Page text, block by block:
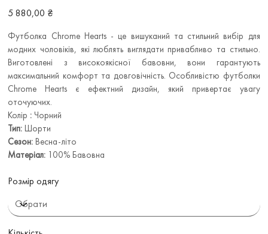
Ціна
5 880,00 ₴
Футболка Chrome Hearts - це вишуканий та стильний вибір для
модних чоловіків, які люблять виглядати привабливо та стильно.
Виготовлені з високоякісної бавовни, вони гарантують
максимальний комфорт та довговічність. Особливістю футболки
Chrome Hearts є ефектний дизайн, який привертає увагу
оточуючих.
Колір : Чорний
Тип: Шорти
Сезон: Весна-літо
Матеріал: 100% Бавовна
Розмір одягу